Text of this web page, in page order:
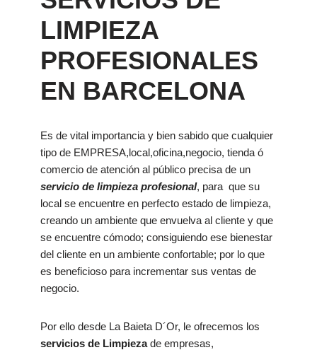
LIMPIEZA
PROFESIONALES
EN BARCELONA
Es de vital importancia y bien sabido que cualquier
tipo de EMPRESA,local,oficina,negocio, tienda ó
comercio de atención al público precisa de un
servicio de limpieza profesional, para que su
local se encuentre en perfecto estado de limpieza,
creando un ambiente que envuelva al cliente y que
se encuentre cómodo; consiguiendo ese bienestar
del cliente en un ambiente confortable; por lo que
es beneficioso para incrementar sus ventas de
negocio.
Por ello desde La Baieta D´Or, le ofrecemos los
servicios de Limpiezade empresas,